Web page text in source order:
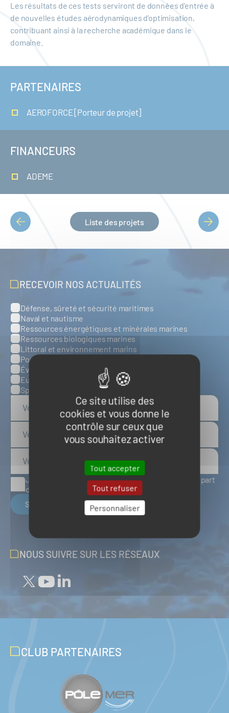
Ce site utilise des
cookies et vous donne le
contrôle sur ceux que
vous souhaitez activer
Tout accepter
Tout refuser
Personnaliser
Les résultats de ces tests serviront de données d’entrée à
de nouvelles études aérodynamiques d’optimisation,
contribuant ainsi à la recherche académique dans le
domaine.
PARTENAIRES
AEROFORCE [Porteur de projet]
FINANCEURS
ADEME
PAGINATION
Liste des projets
RECEVOIR NOS ACTUALITÉS
Catégories
Défense, sûreté et sécurité maritimes
Naval et nautisme
Ressources énergétiques et minérales marines
Ressources biologiques marines
Littoral et environnement marins
Ports, infrastructures et logistique
Évènements
Europe
Spatial
J'accepte de recevoir des articles d'actualité de la part
du Pôle Mer Bretagne Atlantique
S'inscrire
NOUS SUIVRE SUR LES RÉSEAUX
CLUB PARTENAIRES